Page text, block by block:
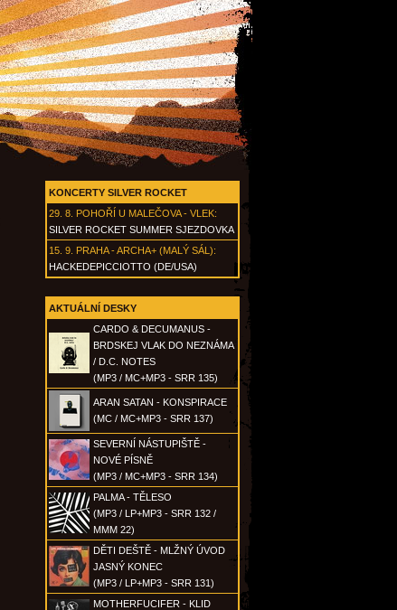
KONCERTY SILVER ROCKET
29. 8. POHOŘÍ U MALEČOVA - VLEK:
SILVER ROCKET SUMMER SJEZDOVKA
15. 9. PRAHA - ARCHA+ (MALÝ SÁL):
HACKEDEPICCIOTTO (DE/USA)
AKTUÁLNÍ DESKY
CARDO & DECUMANUS -
BRDSKEJ VLAK DO NEZNÁMA
/ D.C. NOTES
(MP3 / MC+MP3 - SRR 135)
ARAN SATAN - KONSPIRACE
(MC / MC+MP3 - SRR 137)
SEVERNÍ NÁSTUPIŠTĚ -
NOVÉ PÍSNĚ
(MP3 / MC+MP3 - SRR 134)
PALMA - TĚLESO
(MP3 / LP+MP3 - SRR 132 /
MMM 22)
DĚTI DEŠTĚ - MLŽNÝ ÚVOD
JASNÝ KONEC
(MP3 / LP+MP3 - SRR 131)
MOTHERFUCIFER - KLID